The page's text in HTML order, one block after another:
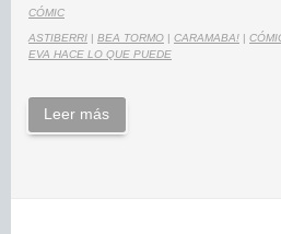
CÓMIC
ASTIBERRI | BEA TORMO | CARAMABA! |
EVA HACE LO QUE PUEDE
Leer más